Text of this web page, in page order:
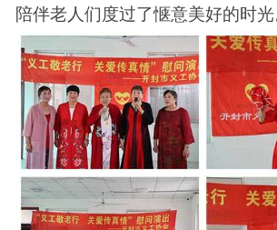
陪伴老人们度过了惬意美好的时光